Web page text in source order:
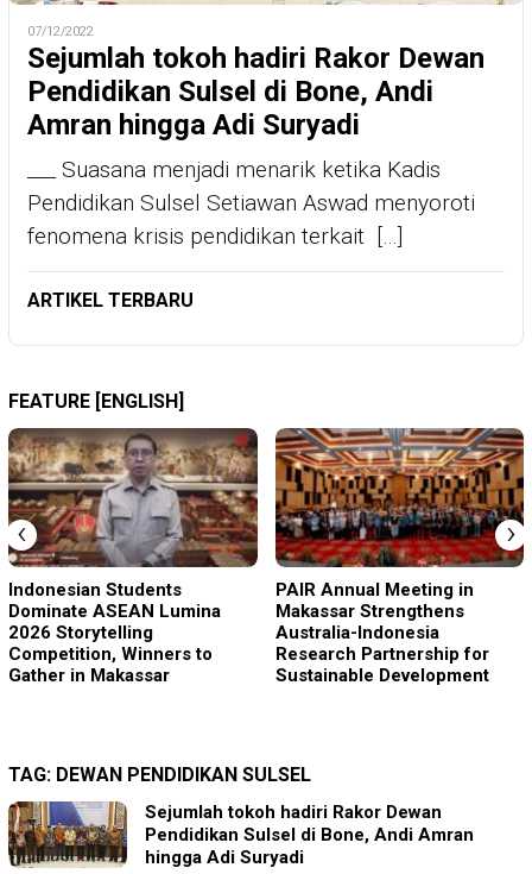
07/12/2022
Sejumlah tokoh hadiri Rakor Dewan
Pendidikan Sulsel di Bone, Andi
Amran hingga Adi Suryadi
___ Suasana menjadi menarik ketika Kadis
Pendidikan Sulsel Setiawan Aswad menyoroti
fenomena krisis pendidikan terkait […]
ARTIKEL TERBARU
FEATURE [ENGLISH]
Indonesian Students
Dominate ASEAN Lumina
2026 Storytelling
Competition, Winners to
Gather in Makassar
PAIR Annual Meeting in
Makassar Strengthens
Australia-Indonesia
Research Partnership for
Sustainable Development
‹ ›
TAG: DEWAN PENDIDIKAN SULSEL
Sejumlah tokoh hadiri Rakor Dewan
Pendidikan Sulsel di Bone, Andi Amran
hingga Adi Suryadi